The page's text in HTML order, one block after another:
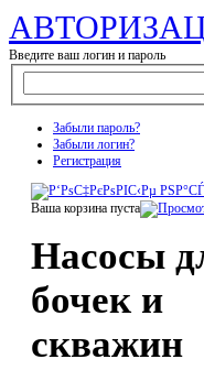
Введите ваш логин и пароль
Забыли пароль?
Забыли логин?
Регистрация
Ваша корзина пуста
Насосы
бочек и
скважин